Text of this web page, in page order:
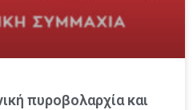
πυροβολαρχία και